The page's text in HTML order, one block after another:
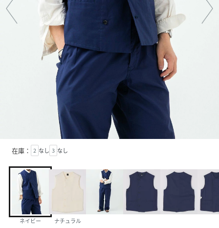
在庫： 2 なし 3 なし
ネイビー ナチュラル